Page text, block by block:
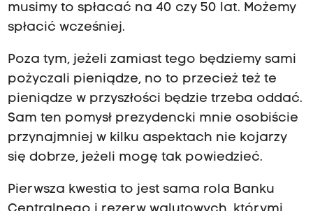
musimy to spłacać na 40 czy 50 lat. Możemy
spłacić wcześniej.
Poza tym, jeżeli zamiast tego będziemy sami
pożyczali pieniądze, no to przecież też te
pieniądze w przyszłości będzie trzeba oddać.
Sam ten pomysł prezydencki mnie osobiście
przynajmniej w kilku aspektach nie kojarzy
się dobrze, jeżeli mogę tak powiedzieć.
Pierwsza kwestia to jest sama rola Banku